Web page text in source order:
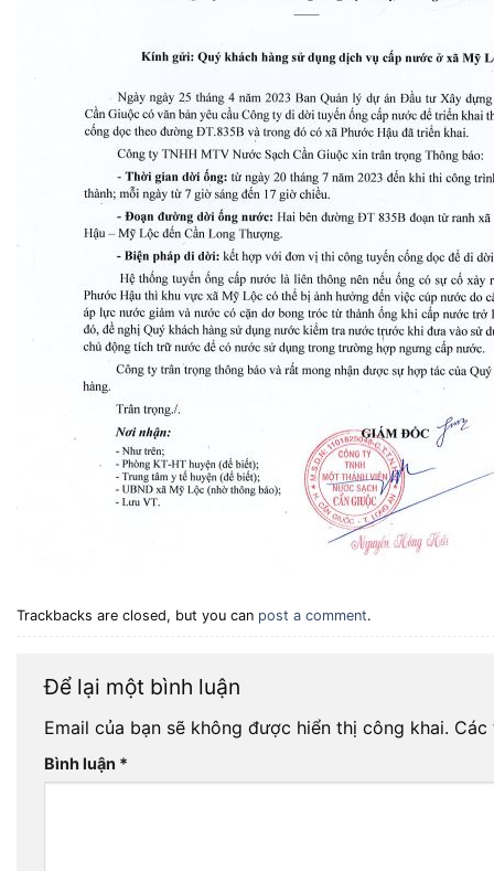
Trackbacks are closed, but you can post a comment.
Để lại một bình luận
Email của bạn sẽ không được hiển thị công khai.
Bình luận *